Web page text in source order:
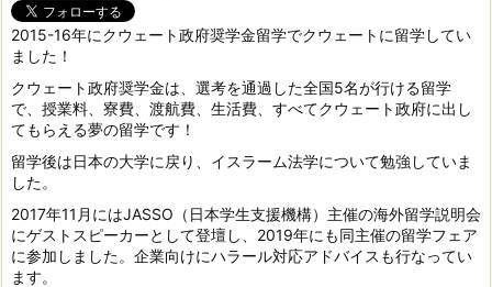
2015-16年にクウェート政府奨学金留学でクウェートに留学してい
ました！
クウェート政府奨学金は、選考を通過した全国5名が行ける留学
で、授業料、寮費、渡航費、生活費、すべてクウェート政府に出し
てもらえる夢の留学です！
留学後は日本の大学に戻り、イスラーム法学について勉強していま
した。
2017年11月にはJASSO（日本学生支援機構）主催の海外留学説明会
にゲストスピーカーとして登壇し、2019年にも同主催の留学フェア
に参加しました。企業向けにハラール対応アドバイスも行なってい
ます。